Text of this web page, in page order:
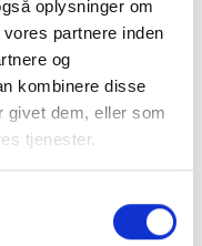
oplysninger om
partnere inden
og
kombinere disse
givet dem, eller som
tjenester.
fra